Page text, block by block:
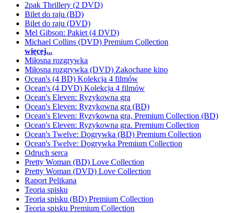
2pak Thrillery (2 DVD)
Bilet do raju (BD)
Bilet do raju (DVD)
Mel Gibson: Pakiet (4 DVD)
Michael Collins (DVD) Premium Collection
więcej...
Miłosna rozgrywka
Miłosna rozgrywka (DVD) Zakochane kino
Ocean's (4 BD) Kolekcja 4 filmów
Ocean's (4 DVD) Kolekcja 4 filmów
Ocean's Eleven: Ryzykowna gra
Ocean's Eleven: Ryzykowna gra (BD)
Ocean's Eleven: Ryzykowna gra, Premium Collection (BD)
Ocean's Eleven: Ryzykowna gra. Premium Collection
Ocean's Twelve: Dogrywka (BD) Premium Collection
Ocean's Twelve: Dogrywka Premium Collection
Odruch serca
Pretty Woman (BD) Love Collection
Pretty Woman (DVD) Love Collection
Raport Pelikana
Teoria spisku
Teoria spisku (BD) Premium Collection
Teoria spisku Premium Collection